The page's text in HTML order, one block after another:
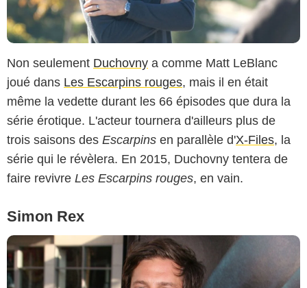
Non seulement Duchovny a comme Matt LeBlanc
joué dans Les Escarpins rouges, mais il en était
même la vedette durant les 66 épisodes que dura la
série érotique. L'acteur tournera d'ailleurs plus de
trois saisons des Escarpins en parallèle d'X-Files, la
série qui le révèlera. En 2015, Duchovny tentera de
faire revivre Les Escarpins rouges, en vain.
Simon Rex